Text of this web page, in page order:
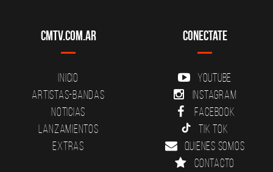
CMTV.com.ar
Inicio
Artistas-Bandas
Noticias
Lanzamientos
Extras
Conectate
YouTube
Instagram
Facebook
Tik Tok
Quienes somos
Contacto